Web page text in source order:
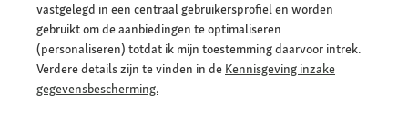
vastgelegd in een centraal gebruikersprofiel en worden
gebruikt om de aanbiedingen te optimaliseren
(personaliseren) totdat ik mijn toestemming daarvoor intrek.
Verdere details zijn te vinden in de Kennisgeving inzake
gegevensbescherming.